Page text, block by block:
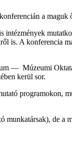
a maguk
intézmények
is. A konferencia
— Múzeumi
kerül sor.
programokon,
munkatársak), de a